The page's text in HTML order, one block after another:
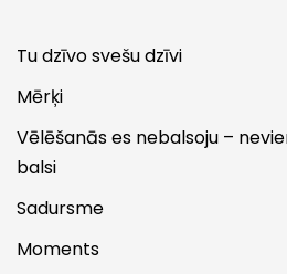
Tu dzīvo svešu dzīvi
Mērķi
Vēlēšanās es nebalsoju –
balsi
Sadursme
Moments